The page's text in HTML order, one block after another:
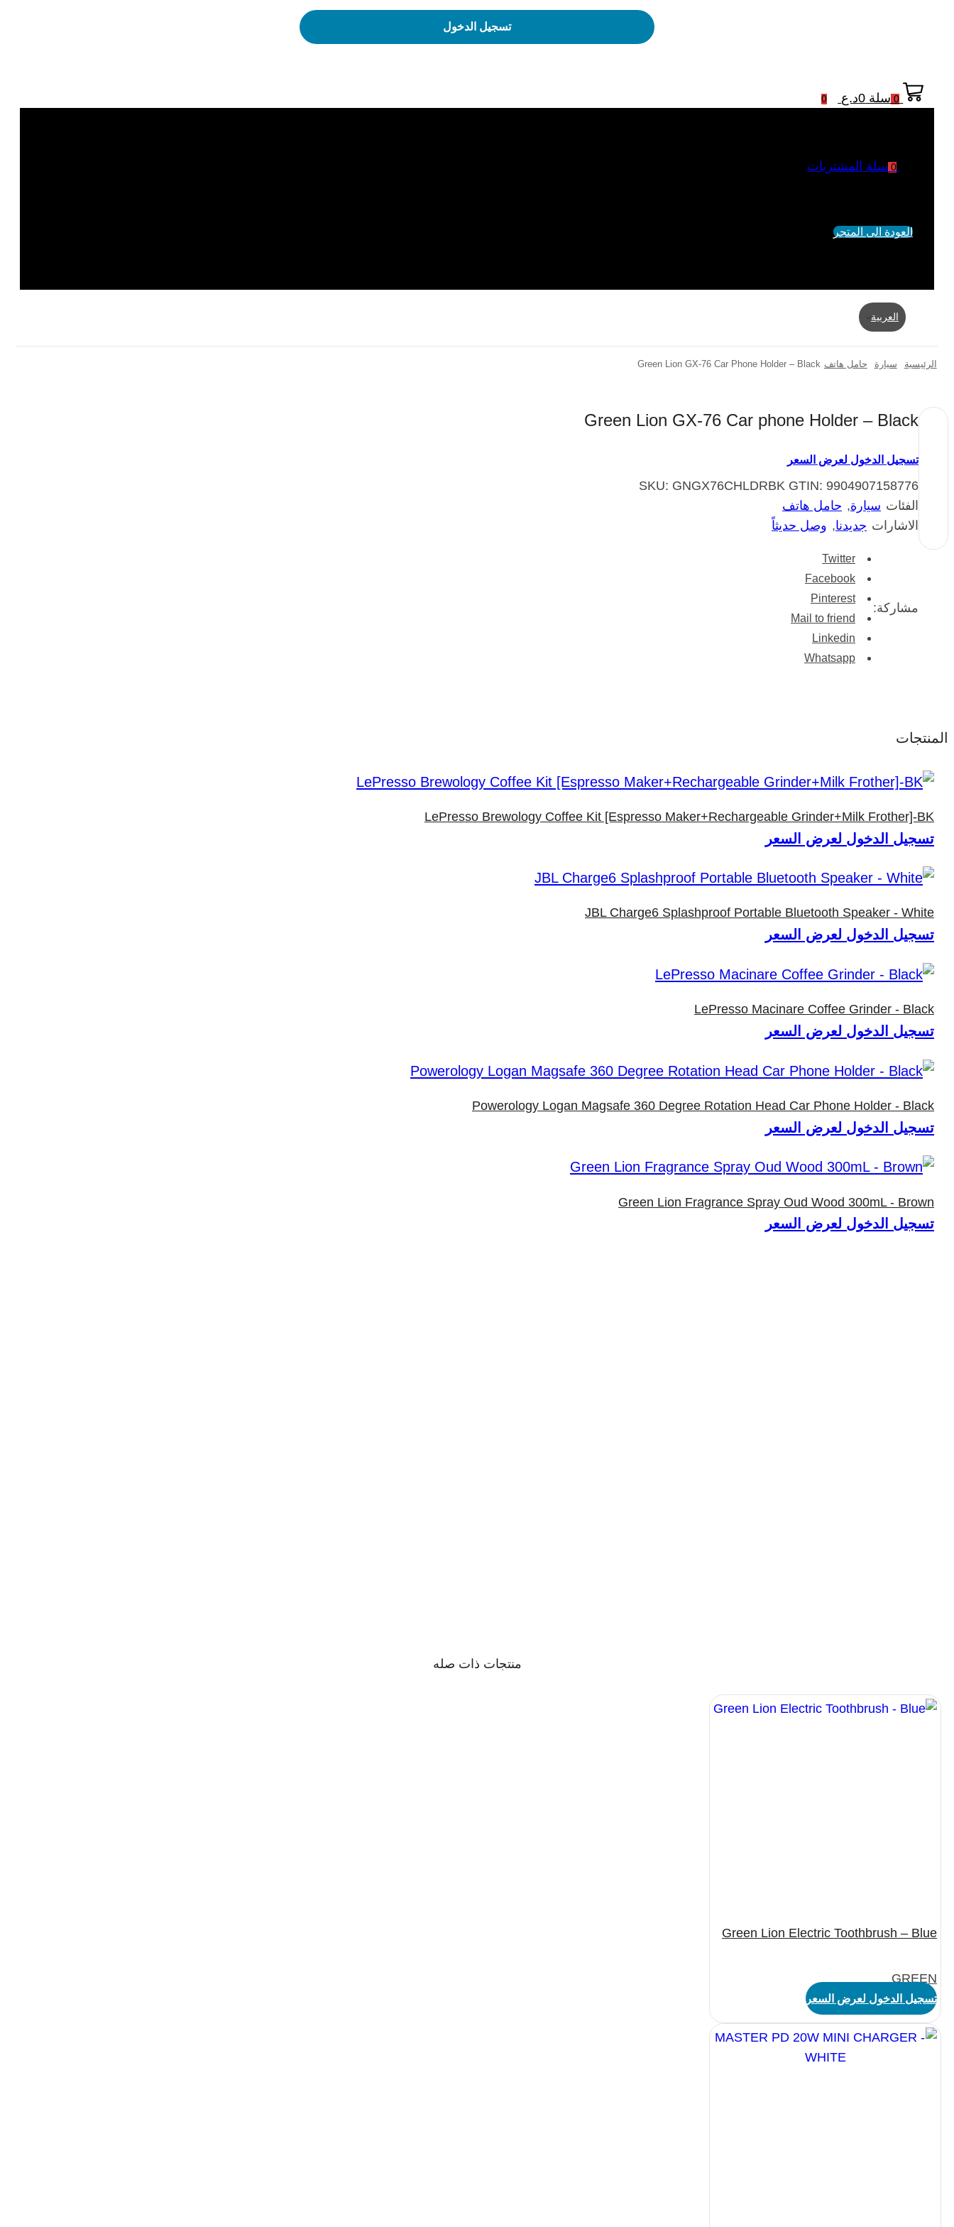
تسجيل الدخول
0 سلة 0د.ع 0
0 سلة المشتريات
العودة الى المتجر
العربية
الرئيسية سيارة حامل هاتف Green Lion GX-76 Car Phone Holder – Black
Green Lion GX-76 Car phone Holder – Black
تسجيل الدخول لعرض السعر
SKU: GNGX76CHLDRBK GTIN: 9904907158776
الفئات سيارة, حامل هاتف
الاشارات جديدنا, وصل حديثاً
مشاركة:
Twitter
Facebook
Pinterest
Mail to friend
Linkedin
Whatsapp
المنتجات
LePresso Brewology Coffee Kit [Espresso Maker+Rechargeable Grinder+Milk Frother]-BK
تسجيل الدخول لعرض السعر
JBL Charge6 Splashproof Portable Bluetooth Speaker - White
تسجيل الدخول لعرض السعر
LePresso Macinare Coffee Grinder - Black
تسجيل الدخول لعرض السعر
Powerology Logan Magsafe 360 Degree Rotation Head Car Phone Holder - Black
تسجيل الدخول لعرض السعر
Green Lion Fragrance Spray Oud Wood 300mL - Brown
تسجيل الدخول لعرض السعر
منتجات ذات صله
Green Lion Electric Toothbrush – Blue
GREEN
تسجيل الدخول لعرض السعر